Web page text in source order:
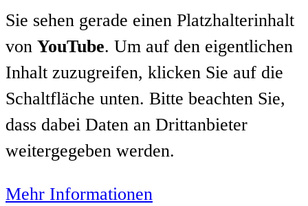
Sie sehen gerade einen Platzhalterinhalt
von YouTube. Um auf den eigentlichen
Inhalt zuzugreifen, klicken Sie auf die
Schaltfläche unten. Bitte beachten Sie,
dass dabei Daten an Drittanbieter
weitergegeben werden.
Mehr Informationen